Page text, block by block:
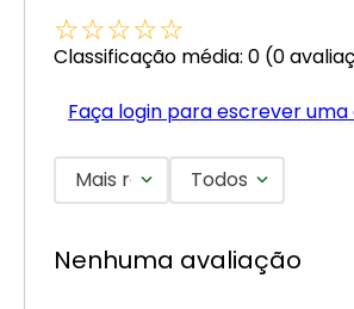
☆☆☆☆☆
Classificação média: 0 (0
Faça login para escrever uma
Mais recentesTodos
Nenhuma avaliação